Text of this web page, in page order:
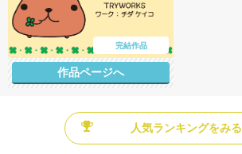
完結作品
作品ページへ
人気ランキングをみる